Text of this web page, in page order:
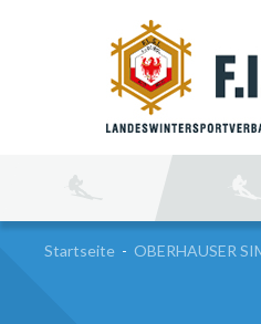
Startseite - OBERHAUSER